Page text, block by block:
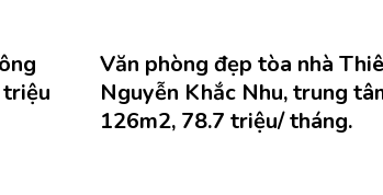
Văn phòng đẹp tòa nhà
Nguyễn Khắc Nhu, trung
126m2, 78.7 triệu/ tháng.